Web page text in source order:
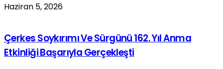
Haziran 5, 2026
Çerkes Soykırımı Ve Sürgünü 162. Yıl Anma
Etkinliği Başarıyla Gerçekleşti